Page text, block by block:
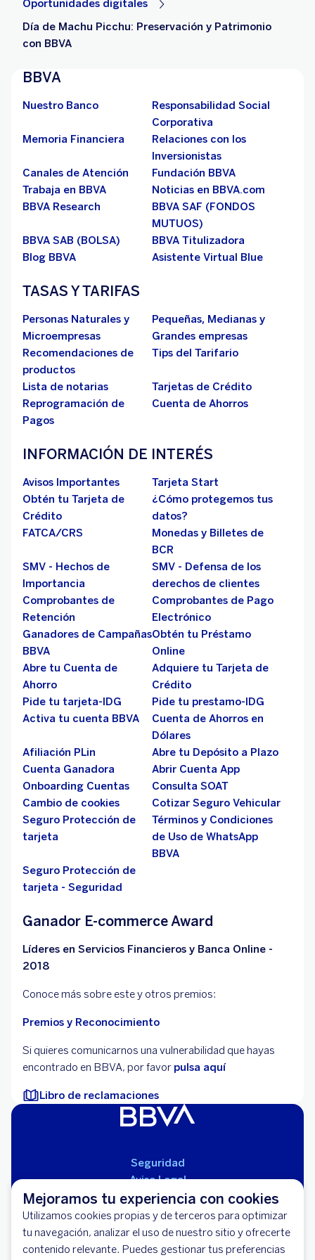
Mejoramos tu experiencia con cookies
Utilizamos cookies propias y de terceros para optimizar
tu navegación, analizar el uso de nuestro sitio y ofrecerte
contenido relevante. Puedes gestionar tus preferencias
Oportunidades digitales
Día de Machu Picchu: Preservación y Patrimonio
con BBVA
BBVA
Nuestro Banco
Responsabilidad Social
Corporativa
Memoria Financiera
Relaciones con los
Inversionistas
Canales de Atención
Fundación BBVA
Trabaja en BBVA
Noticias en BBVA.com
BBVA Research
BBVA SAF (FONDOS
MUTUOS)
BBVA SAB (BOLSA)
BBVA Titulizadora
Blog BBVA
Asistente Virtual Blue
TASAS Y TARIFAS
Personas Naturales y
Microempresas
Pequeñas, Medianas y
Grandes empresas
Recomendaciones de
productos
Tips del Tarifario
Lista de notarias
Tarjetas de Crédito
Reprogramación de
Pagos
Cuenta de Ahorros
INFORMACIÓN DE INTERÉS
Avisos Importantes
Tarjeta Start
Obtén tu Tarjeta de
Crédito
¿Cómo protegemos tus
datos?
FATCA/CRS
Monedas y Billetes de
BCR
SMV - Hechos de
Importancia
SMV - Defensa de los
derechos de clientes
Comprobantes de
Retención
Comprobantes de Pago
Electrónico
Ganadores de Campañas
BBVA
Obtén tu Préstamo
Online
Abre tu Cuenta de
Ahorro
Adquiere tu Tarjeta de
Crédito
Pide tu tarjeta-IDG
Pide tu prestamo-IDG
Activa tu cuenta BBVA
Cuenta de Ahorros en
Dólares
Afiliación PLin
Abre tu Depósito a Plazo
Cuenta Ganadora
Abrir Cuenta App
Onboarding Cuentas
Consulta SOAT
Cambio de cookies
Cotizar Seguro Vehicular
Seguro Protección de
tarjeta
Términos y Condiciones
de Uso de WhatsApp
BBVA
Seguro Protección de
tarjeta - Seguridad
Ganador E-commerce Award
Líderes en Servicios Financieros y Banca Online -
2018
Conoce más sobre este y otros premios:
Premios y Reconocimiento
Si quieres comunicarnos una vulnerabilidad que hayas
encontrado en BBVA, por favor pulsa aquí
Libro de reclamaciones
Seguridad
Aviso Legal
Cláusulas Generales de Contratación
Mapa del Sitio
Libro de Reclamaciones
Llámanos (01) 595-0000